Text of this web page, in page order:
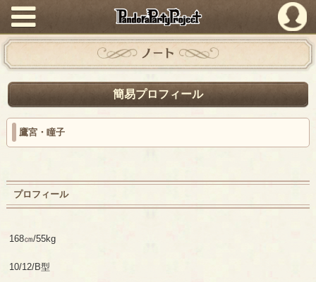
PandoraPartyProject
ノート
簡易プロフィール
鷹宮・瞳子
プロフィール
168㎝/55kg
10/12/B型